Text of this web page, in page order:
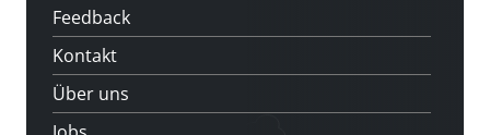
Feedback
Kontakt
Über uns